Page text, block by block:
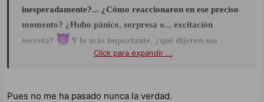
Esa imagen del calor y la humedad internos... sin
palabras describes una conexión increíblemente
íntima. Me fascina que menciones mirar a los ojos y
cada detalle del cuerpo, porque ahí es donde reside
inesperadamente?... ¿Cómo reaccionaron en ese preciso
momento? ¿Hubo pánico, sorpresa o... excitación
secreta?
Y lo más importante, ¿qué dijeron sus
parejas? ¿Fue un “¡Mierda!” seguido de risas nerviosas,
Click para expandir ...
Pues no me ha pasado nunca la verdad.